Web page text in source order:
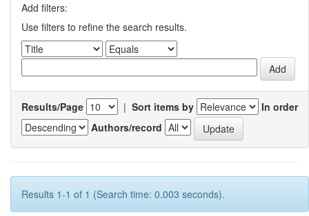
Add filters:
Use filters to refine the search results.
Results/Page | Sort items by
In order
Authors/record
Results 1-1 of 1 (Search time: 0.003 seconds).